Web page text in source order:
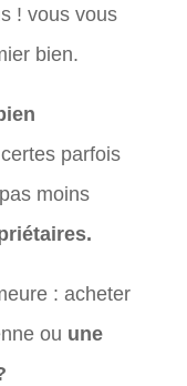
! vous vous
bien.
parfois
moins
: acheter
ou une